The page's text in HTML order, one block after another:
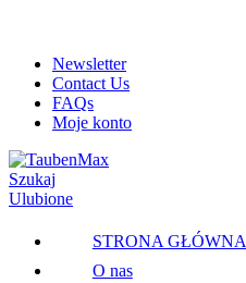
Newsletter
Contact Us
FAQs
Moje konto
Szukaj
Ulubione
STRONA GŁÓWNA
O nas